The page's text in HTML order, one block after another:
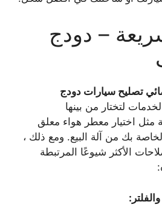
– دودج
تصليح سيارات دودج
لتختار من بينها
مثل اختيار معطر هواء معلق
بك من آلة البيع. ومع ذلك ،
الأكثر شيوعًا المرتبطة